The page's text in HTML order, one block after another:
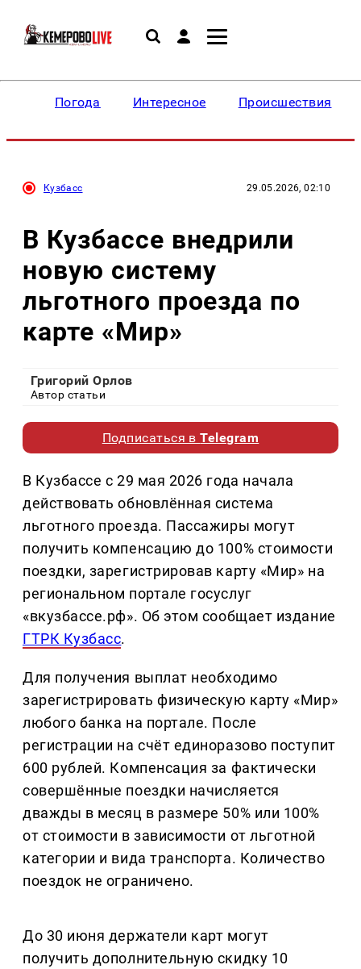
Погода Интересное Происшествия
Кузбасс 29.05.2026, 02:10
В Кузбассе внедрили
новую систему
льготного проезда по
карте «Мир»
Григорий Орлов
Автор статьи
Подписаться вTelegram
В Кузбассе с 29 мая 2026 года начала
действовать обновлённая система
льготного проезда. Пассажиры могут
получить компенсацию до 100% стоимости
поездки, зарегистрировав карту «Мир» на
региональном портале госуслуг
«вкузбассе.рф». Об этом сообщает издание
ГТРК Кузбасс.
Для получения выплат необходимо
зарегистрировать физическую карту «Мир»
любого банка на портале. После
регистрации на счёт единоразово поступит
600 рублей. Компенсация за фактически
совершённые поездки начисляется
дважды в месяц в размере 50% или 100%
от стоимости в зависимости от льготной
категории и вида транспорта. Количество
поездок не ограничено.
До 30 июня держатели карт могут
получить дополнительную скидку 10